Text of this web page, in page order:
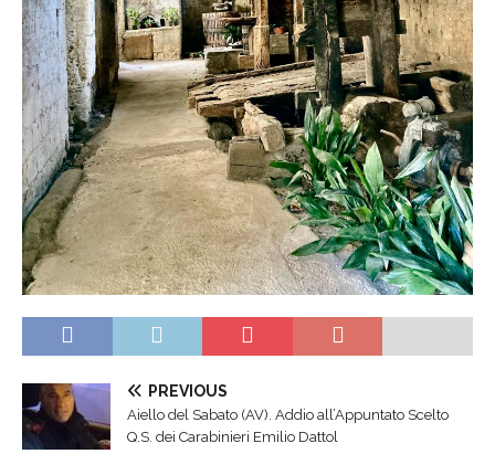
PREVIOUS
Aiello del Sabato (AV). Addio all’Appuntato Scelto
Q.S. dei Carabinieri Emilio Dattol